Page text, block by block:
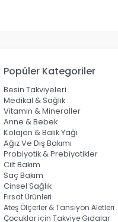
Popüler Kategoriler
Besin Takviyeleri
Medikal & Sağlık
Vitamin & Mineraller
Anne & Bebek
Kolajen & Balık Yağı
Ağız Ve Diş Bakımı
Probiyotik & Prebiyotikler
Cilt Bakım
Saç Bakım
Cinsel Sağlık
Fırsat Ürünleri
Ateş Ölçerler & Tansiyon Aletleri
Çocuklar için Takviye Gıdalar